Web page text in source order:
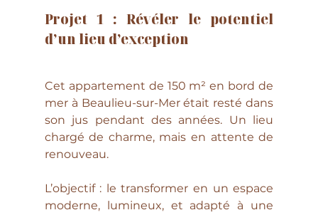
Projet 1 : Révéler le potentiel
d’un lieu d’exception
Cet appartement de 150 m² en bord de
mer à Beaulieu-sur-Mer était resté dans
son jus pendant des années. Un lieu
chargé de charme, mais en attente de
renouveau.
L’objectif : le transformer en un espace
moderne, lumineux, et adapté à une